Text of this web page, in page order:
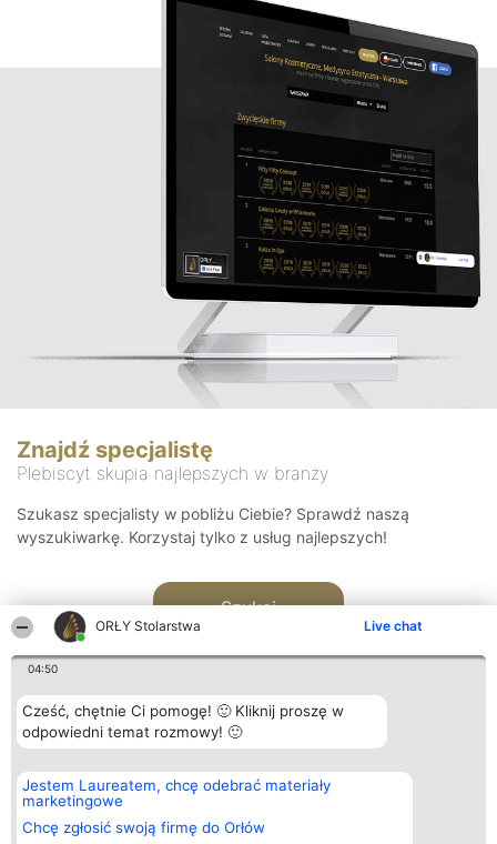
ORŁY Stolarstwa Live chat
04:50
Cześć, chętnie Ci pomogę! 🙂 Kliknij proszę w
odpowiedni temat rozmowy! 🙂
Jestem Laureatem, chcę odebrać materiały
marketingowe
Chcę zgłosić swoją firmę do Orłów
Znajdź specjalistę
Plebiscyt skupia najlepszych w branży
Szukasz specjalisty w pobliżu Ciebie? Sprawdź naszą
wyszukiwarkę. Korzystaj tylko z usług najlepszych!
Szukaj
Organizator plebiscytu
Bright Side Solutions sp. z o.
o. sp. k.
ul. Ruska 22
Wrocław 50-079
Plebiscyt
Laureaci
wszystkich
Laureatów
Kontakt
Kontakt